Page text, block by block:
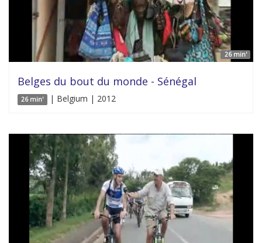
26 min'
Belges du bout du monde - Sénégal
26 min' | Belgium | 2012